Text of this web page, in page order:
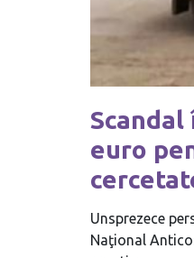
euro
Unsprezece
Naţional